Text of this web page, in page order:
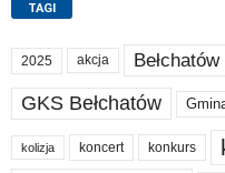
TAGI
2025 akcja Bełchatów
GKS Bełchatów
kolizja koncert konkurs